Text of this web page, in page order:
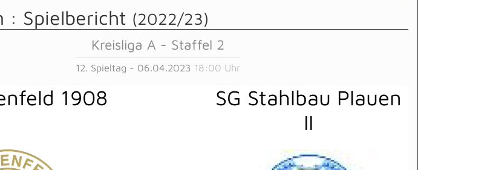
: Spielbericht (2022/23)
Kreisliga A - Staffel 2
12. Spieltag - 06.04.2023 18:00 Uhr
1908
SG Stahlbau Plauen
II